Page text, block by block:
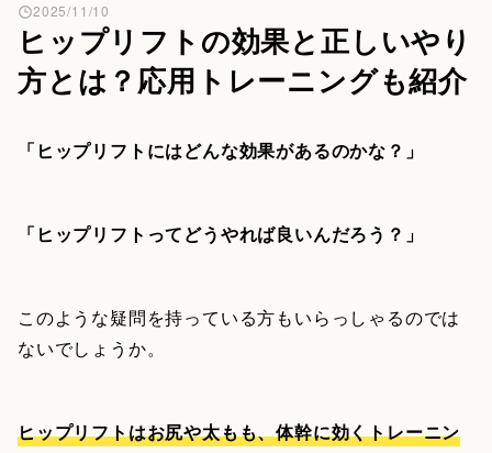
ヒップリフトの効果と正しいやり
方とは？応用トレーニングも紹介
2025/11/10
「ヒップリフトにはどんな効果があるのかな？」
「ヒップリフトってどうやれば良いんだろう？」
このような疑問を持っている方もいらっしゃるのでは
ないでしょうか。
ヒップリフトはお尻や太もも、体幹に効くトレーニン